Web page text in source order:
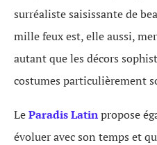
surréaliste saisissante de
mille feux est, elle aussi,
autant que les décors
costumes particulièrement
LeParadis Latinpropose
évoluer avec son temps et